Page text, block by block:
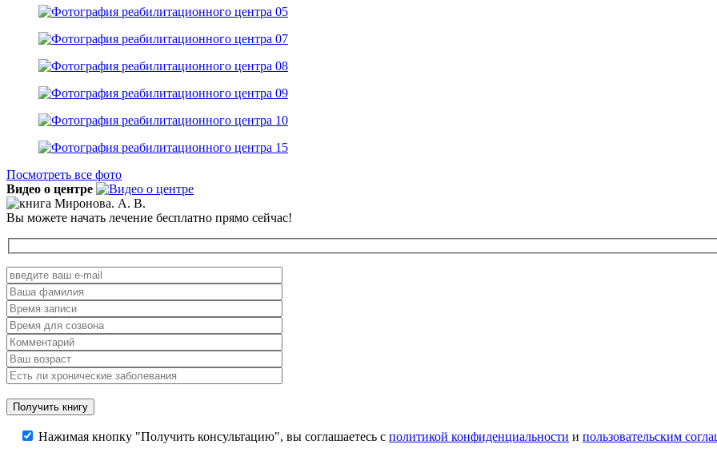
Посмотреть все фото
Видео о центре
Вы можете начать лечение бесплатно прямо сейчас!
Нажимая кнопку "Получить консультацию", вы соглашаетесь с политикой конфиденциальности и пользовательским